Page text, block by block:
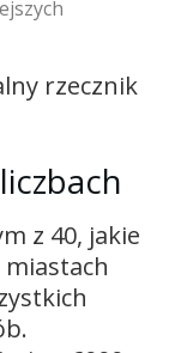
rzecznik
z 40, jakie